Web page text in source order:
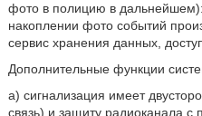
фото в полицию в
накоплении фото событий
сервис хранения данных,
Дополнительные функции
а) сигнализация имеет
связь) и защиту радиоканала